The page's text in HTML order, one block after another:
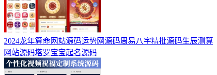
2024龙年算命网站源码运势网源码周易八字精批源码生辰测算
网站源码塔罗宝宝起名源码